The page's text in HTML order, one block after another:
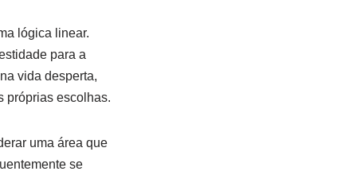
lógica linear.
para a
vida desperta,
próprias escolhas.
uma área que
se